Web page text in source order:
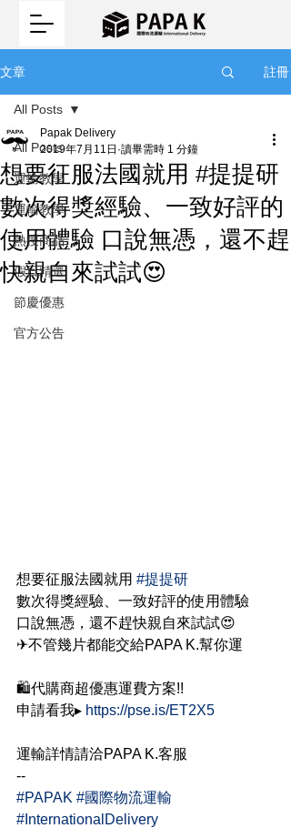
文章 註冊
All Posts
運輸教學
運輸教學
熱搜商品
假日精選
節慶優惠
官方公告
All Posts
想要征服法國就用 #提提研
數次得獎經驗、一致好評的
使用體驗 口說無憑，還不趕
快親自來試試😍
Papak Delivery
2019年7月11日 讀畢需時 1 分鐘
想要征服法國就用 #提提研
數次得獎經驗、一致好評的使用體驗
口說無憑，還不趕快親自來試試😍
✈不管幾片都能交給PAPA K.幫你運
🛍代購商超優惠運費方案!!
申請看我▸ https://pse.is/ET2X5
運輸詳情請洽PAPA K.客服
--
#PAPAK #國際物流運輸
#InternationalDelivery